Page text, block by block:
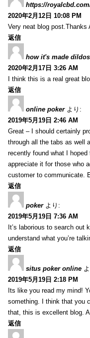
https://
2020年2月12日 10:08 PM
Very neat blog post.Thanks
返信
how it's made dildos
2020年2月17日 3:26 AM
I think this is a real great
返信
online poker より:
2019年5月19日 2:46 AM
Great – I should certainly
through all the tabs as well
recently found what I
appreciate it for those who
customer to communicate.
返信
poker より:
2019年5月19日 7:36 AM
It’s laborious to search out
understand what you’re
返信
situs poker online
2019年5月19日 2:18 PM
Its like you read my mind!
something. I think that you
that, this is excellent blog.
返信